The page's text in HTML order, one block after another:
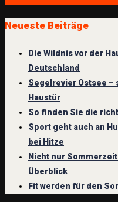
Neueste Beiträge
Die Wildnis vor der
Deutschland
Segelrevier Ostsee –
Haustür
So finden Sie die
Sport geht auch an
bei Hitze
Nicht nur
Überblick
Fit werden für den